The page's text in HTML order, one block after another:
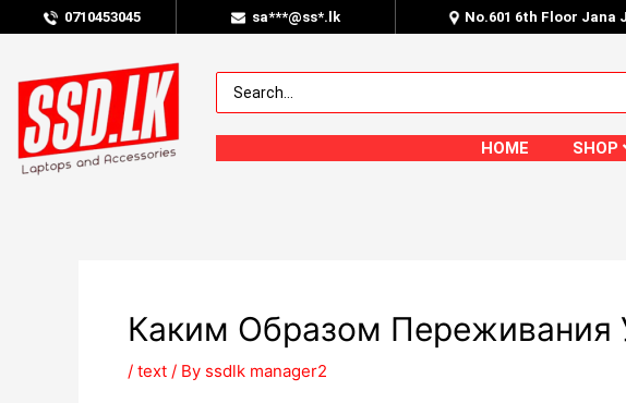
0710453045 sa***@ss*.lk No.601 6th Floor Jana
HOME SHOP
Каким Образом Переживания
/ text / By ssdlk manager2